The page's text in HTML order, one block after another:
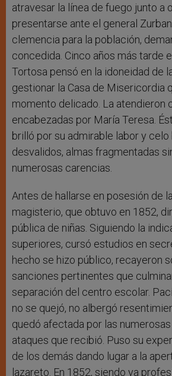
atravesar la línea de fuego junto a
presentarse ante el general
clemencia para la población,
concedida. Cinco años más tarde
Tortosa pensó en la idoneidad de
gestionar la Casa de Misericordia
momento delicado. La atendieron
encabezadas por María Teresa.
brilló por su admirable labor y celo
desvalidos, almas fragmentadas
numerosas carencias.
Antes de hallarse en posesión de
magisterio, que obtuvo en 1852,
pública de niñas. Siguiendo la
superiores, cursó estudios en
hecho se hizo público, recayeron
sanciones pertinentes que
separación del centro escolar.
no se quejó, no albergó
quedó afectada por las
ataques que recibió. Puso su
de los demás dando lugar a la
lazareto. En 1852, siendo ya